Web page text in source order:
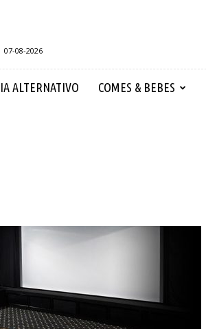
07-08-2026
ALTERNATIVO COMES & BEBES